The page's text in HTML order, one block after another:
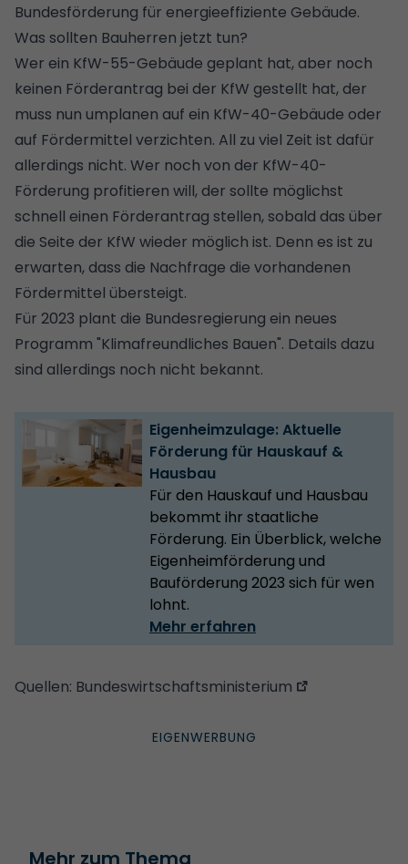
Bundesförderung für energieeffiziente Gebäude.
Was sollten Bauherren jetzt tun?
Wer ein KfW-55-Gebäude geplant hat, aber noch
keinen Förderantrag bei der KfW gestellt hat, der
muss nun umplanen auf ein KfW-40-Gebäude oder
auf Fördermittel verzichten. All zu viel Zeit ist dafür
allerdings nicht. Wer noch von der KfW-40-
Förderung profitieren will, der sollte möglichst
schnell einen Förderantrag stellen, sobald das über
die Seite der KfW wieder möglich ist. Denn es ist zu
erwarten, dass die Nachfrage die vorhandenen
Fördermittel übersteigt.
Für 2023 plant die Bundesregierung ein neues
Programm "Klimafreundliches Bauen". Details dazu
sind allerdings noch nicht bekannt.
Eigenheimzulage: Aktuelle
Förderung für Hauskauf &
Hausbau
Für den Hauskauf und Hausbau
bekommt ihr staatliche
Förderung. Ein Überblick, welche
Eigenheimförderung und
Bauförderung 2023 sich für wen
lohnt.
Mehr erfahren
Quellen: Bundeswirtschaftsministerium
Mehr zum Thema